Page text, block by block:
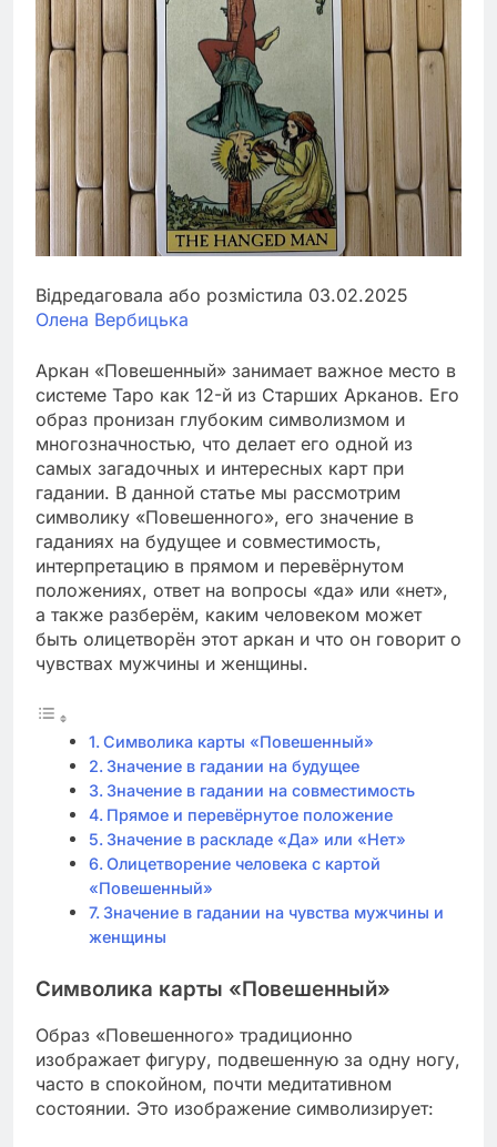
Відредаговала або розмістила 03.02.2025
Олена Вербицька
Аркан «Повешенный» занимает важное место в
системе Таро как 12-й из Старших Арканов. Его
образ пронизан глубоким символизмом и
многозначностью, что делает его одной из
самых загадочных и интересных карт при
гадании. В данной статье мы рассмотрим
символику «Повешенного», его значение в
гаданиях на будущее и совместимость,
интерпретацию в прямом и перевёрнутом
положениях, ответ на вопросы «да» или «нет»,
а также разберём, каким человеком может
быть олицетворён этот аркан и что он говорит о
чувствах мужчины и женщины.
Символика карты «Повешенный»
Значение в гадании на будущее
Значение в гадании на совместимость
Прямое и перевёрнутое положение
Значение в раскладе «Да» или «Нет»
Олицетворение человека с картой
«Повешенный»
Значение в гадании на чувства мужчины и
женщины
Символика карты «Повешенный»
Образ «Повешенного» традиционно
изображает фигуру, подвешенную за одну ногу,
часто в спокойном, почти медитативном
состоянии. Это изображение символизирует: